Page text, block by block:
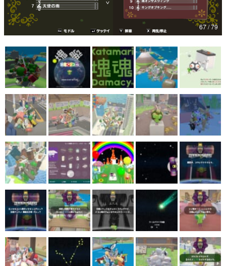
電ファミニコゲーマーとは？
運営：株式会社マレ
67 / 79